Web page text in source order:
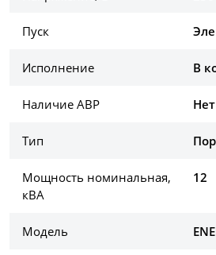
Пуск
Исполнение В
Наличие АВР Нет
Тип
Мощность номинальная,
кВА
12
Модель